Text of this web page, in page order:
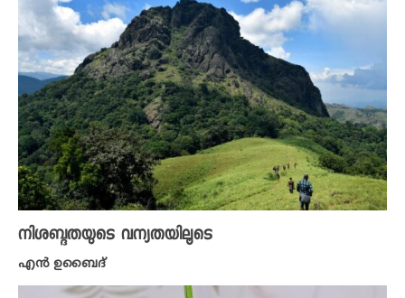
നിശബ്ദതയുടെ വന്യതയിലൂടെ
എൻ ഉബൈദ്